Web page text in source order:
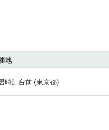
地
時計台前 (東京都)